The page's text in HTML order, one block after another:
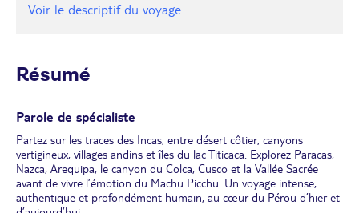
Voir le descriptif du voyage
Résumé
Parole de spécialiste
Partez sur les traces des Incas, entre désert côtier, canyons
vertigineux, villages andins et îles du lac Titicaca. Explorez Paracas,
Nazca, Arequipa, le canyon du Colca, Cusco et la Vallée Sacrée
avant de vivre l’émotion du Machu Picchu. Un voyage intense,
authentique et profondément humain, au cœur du Pérou d’hier et